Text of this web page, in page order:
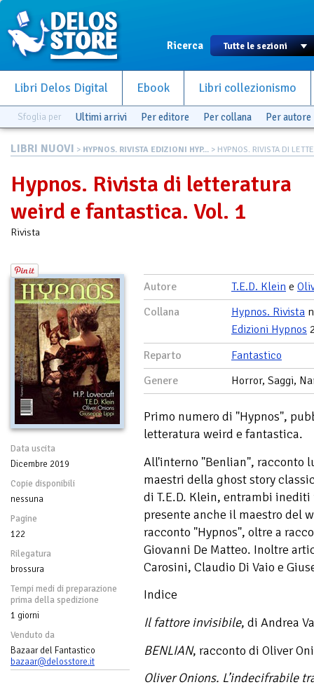
Ricerca
Libri Delos Digital Ebook Libri collezionismo
Sfoglia per Ultimi arrivi Per editore Per collana Per autore
LIBRI NUOVI > HYPNOS. RIVISTA EDIZIONI HYP... > HYPNOS. RIVISTA DI
Hypnos. Rivista di letteratura
weird e fantastica. Vol. 1
Rivista
Data uscita
Dicembre 2019
Copie disponibili
nessuna
Pagine
122
Rilegatura
brossura
Tempi medi di preparazione
prima della spedizione
1 giorni
Venduto da
Bazaar del Fantastico
bazaar@delosstore.it
Autore T.E.D. Klein e
Collana
Hypnos. Rivista
Edizioni Hypnos
Reparto
Fantastico
Genere
Horror, Saggi,
Primo numero di "Hypnos",
letteratura weird e fantastica.
All'interno "Benlian", racconto
maestri della ghost story
di T.E.D. Klein, entrambi
presente anche il maestro del
racconto "Hypnos", oltre a
Giovanni De Matteo. Inoltre
Carosini, Claudio Di Vaio e
Indice
Il fattore invisibile, di Andrea
BENLIAN, racconto di Oliver
Oliver Onions. L’indecifrabile